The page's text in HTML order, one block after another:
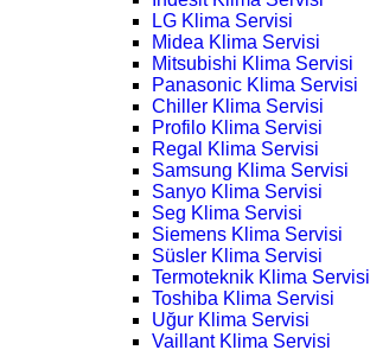
LG Klima Servisi
Midea Klima Servisi
Mitsubishi Klima Servisi
Panasonic Klima Servisi
Chiller Klima Servisi
Profilo Klima Servisi
Regal Klima Servisi
Samsung Klima Servisi
Sanyo Klima Servisi
Seg Klima Servisi
Siemens Klima Servisi
Süsler Klima Servisi
Termoteknik Klima Servisi
Toshiba Klima Servisi
Uğur Klima Servisi
Vaillant Klima Servisi